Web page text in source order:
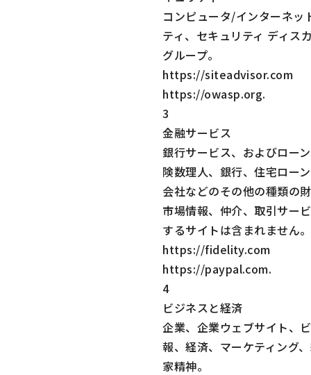
コンピュータ/インターネッ
ティ、セキュリティ ディス
グループ。
https://siteadvisor.com
https://owasp.org.
3
金融サービス
銀行サービス、およびロー
険数理人、銀行、住宅ロー
会社などのその他の種類の
市場情報、仲介、取引サー
するサイトは含まれません。
https://fidelity.com
https://paypal.com.
4
ビジネスと経済
企業、企業ウェブサイト、
報、経済、マーケティング
家精神。